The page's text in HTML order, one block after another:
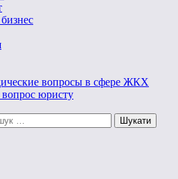
вопросы в сфере ЖКХ
вопрос юристу